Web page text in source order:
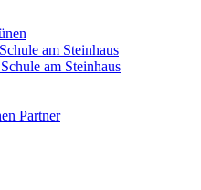
am Steinhaus
am Steinhaus
Partner